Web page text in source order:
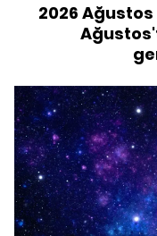
2026 Ağustos